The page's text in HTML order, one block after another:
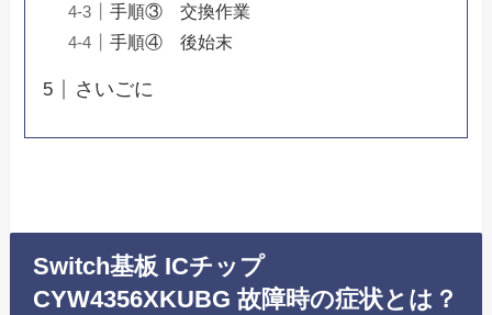
手順③ 交換作業
手順④ 後始末
さいごに
Switch基板 ICチップ
CYW4356XKUBG 故障時の症状とは？